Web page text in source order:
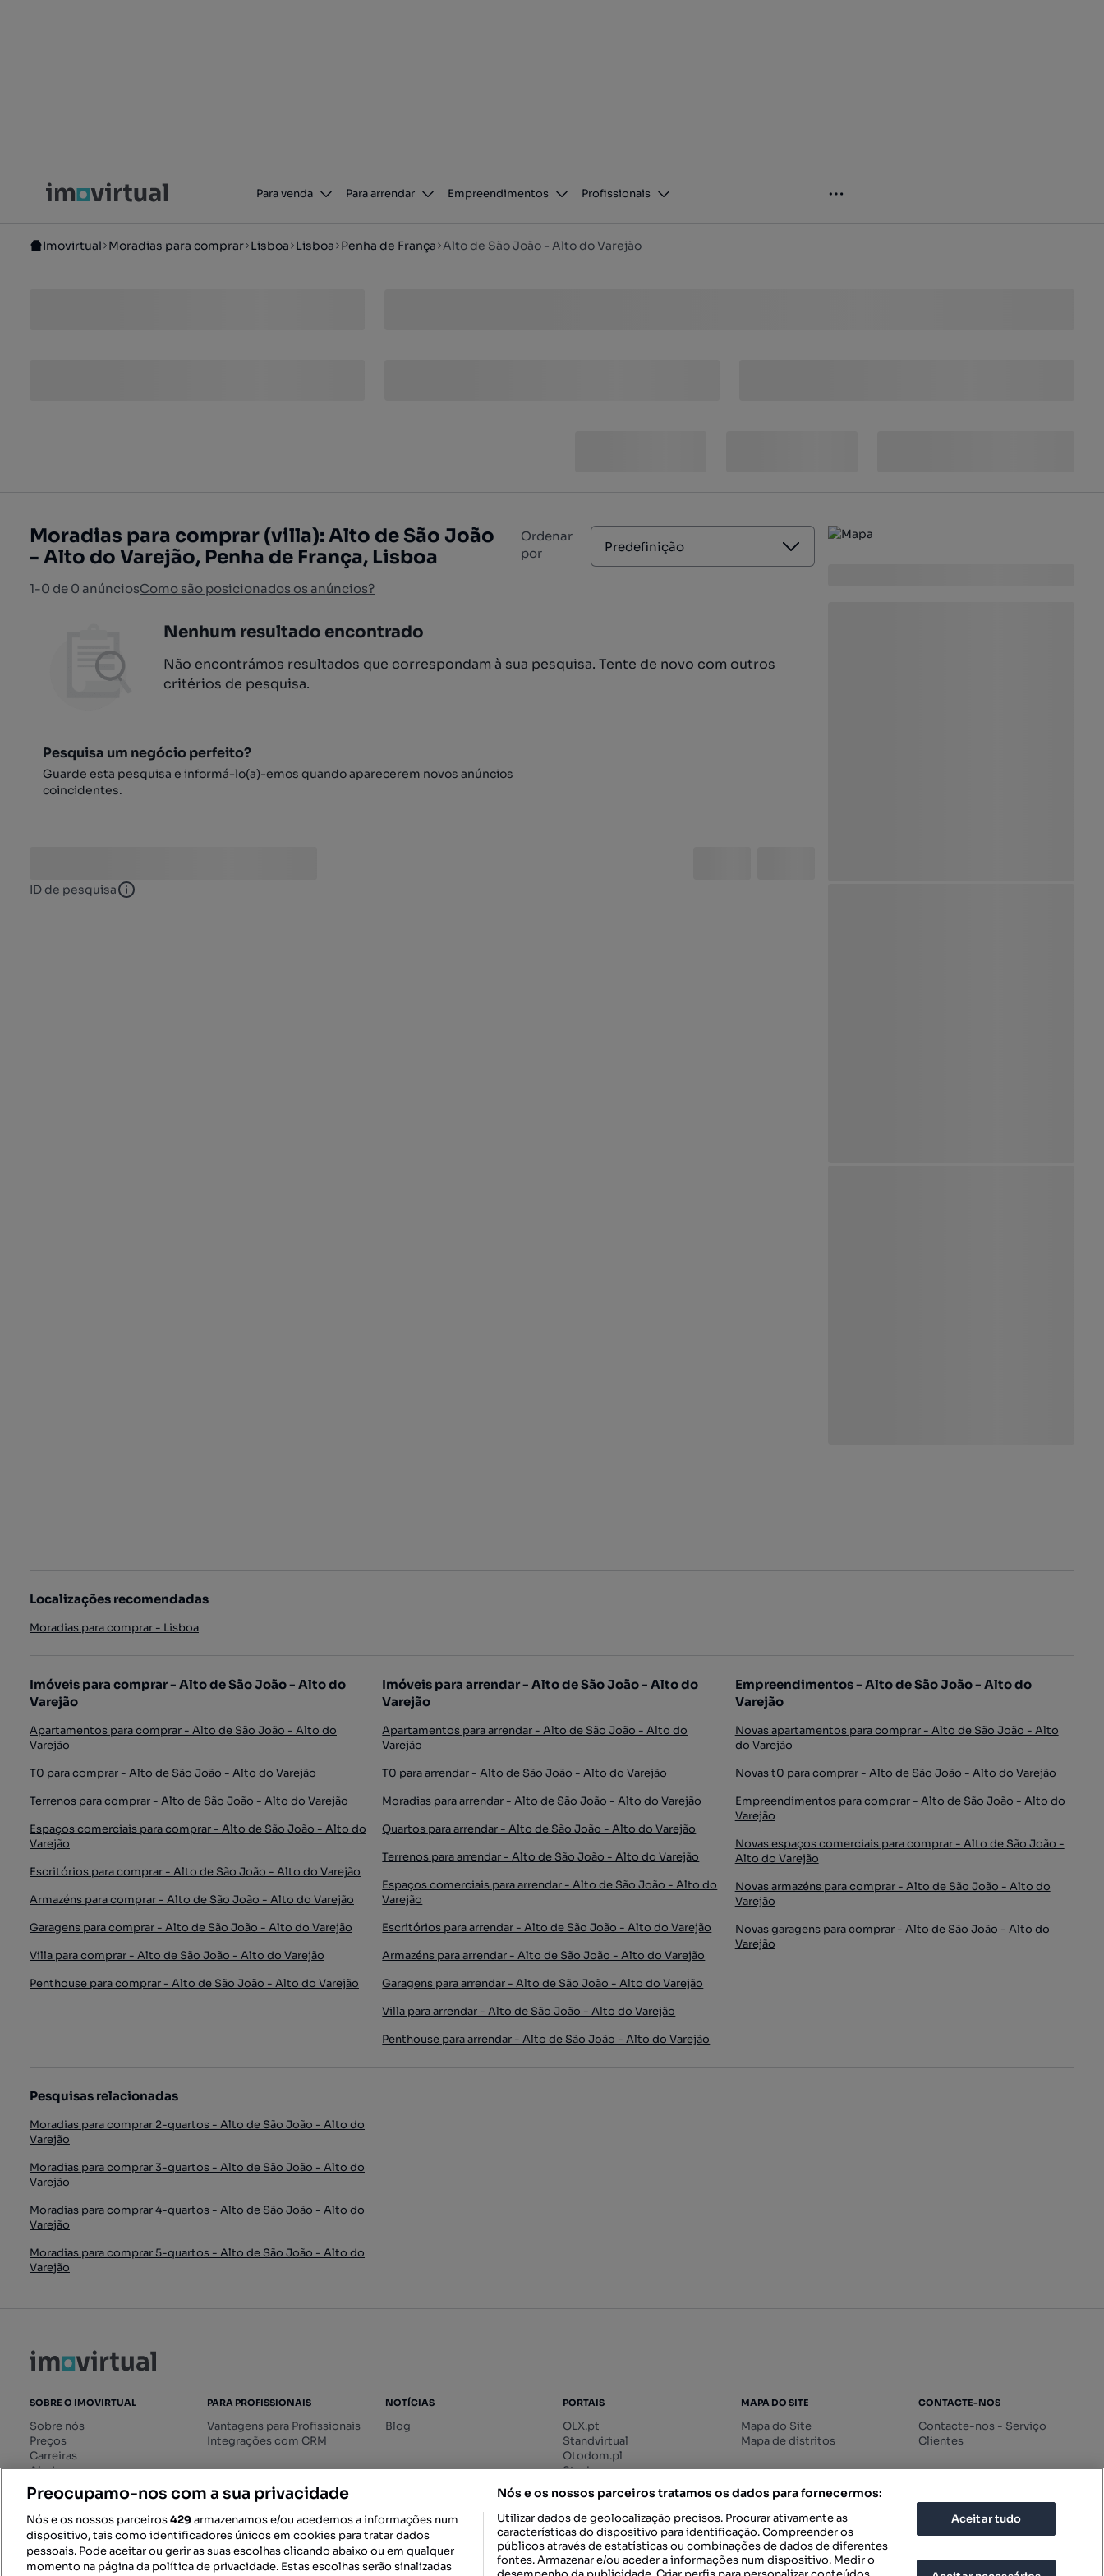
Para venda Para arrendar Empreendimentos Profissionais
Imovirtual Moradias para comprar Lisboa Lisboa Penha de França Alto de São João - Alto do Varejão
Moradias para comprar (villa): Alto de São João
- Alto do Varejão, Penha de França, Lisboa
1-0 de 0 anúnciosComo são posicionados os anúncios?
Ordenar
por
Predefinição
Nenhum resultado encontrado
Não encontrámos resultados que correspondam à sua pesquisa. Tente de novo com outros
critérios de pesquisa.
Pesquisa um negócio perfeito?
Guarde esta pesquisa e informá-lo(a)-emos quando aparecerem novos anúncios
coincidentes.
ID de pesquisa ID de pesquisa
Localizações recomendadas
Moradias para comprar - Lisboa
Imóveis para comprar - Alto de São João - Alto do
Varejão
Apartamentos para comprar - Alto de São João - Alto do
Varejão
T0 para comprar - Alto de São João - Alto do Varejão
Terrenos para comprar - Alto de São João - Alto do Varejão
Espaços comerciais para comprar - Alto de São João - Alto do
Varejão
Escritórios para comprar - Alto de São João - Alto do Varejão
Armazéns para comprar - Alto de São João - Alto do Varejão
Garagens para comprar - Alto de São João - Alto do Varejão
Villa para comprar - Alto de São João - Alto do Varejão
Penthouse para comprar - Alto de São João - Alto do Varejão
Imóveis para arrendar - Alto de São João - Alto do
Varejão
Apartamentos para arrendar - Alto de São João - Alto do
Varejão
T0 para arrendar - Alto de São João - Alto do Varejão
Moradias para arrendar - Alto de São João - Alto do Varejão
Quartos para arrendar - Alto de São João - Alto do Varejão
Terrenos para arrendar - Alto de São João - Alto do Varejão
Espaços comerciais para arrendar - Alto de São João - Alto do
Varejão
Escritórios para arrendar - Alto de São João - Alto do Varejão
Armazéns para arrendar - Alto de São João - Alto do Varejão
Garagens para arrendar - Alto de São João - Alto do Varejão
Villa para arrendar - Alto de São João - Alto do Varejão
Penthouse para arrendar - Alto de São João - Alto do Varejão
Empreendimentos - Alto de São João - Alto do
Varejão
Novas apartamentos para comprar - Alto de São João - Alto
do Varejão
Novas t0 para comprar - Alto de São João - Alto do Varejão
Empreendimentos para comprar - Alto de São João - Alto do
Varejão
Novas espaços comerciais para comprar - Alto de São João -
Alto do Varejão
Novas armazéns para comprar - Alto de São João - Alto do
Varejão
Novas garagens para comprar - Alto de São João - Alto do
Varejão
Pesquisas relacionadas
Moradias para comprar 2-quartos - Alto de São João - Alto do
Varejão
Moradias para comprar 3-quartos - Alto de São João - Alto do
Varejão
Moradias para comprar 4-quartos - Alto de São João - Alto do
Varejão
Moradias para comprar 5-quartos - Alto de São João - Alto do
Varejão
SOBRE O IMOVIRTUAL
Sobre nós
Preços
Carreiras
Ajuda
Livro de Reclamações online
Regulamento dos Serviços
Digitais
PARA PROFISSIONAIS
Vantagens para Profissionais
Integrações com CRM
NOTÍCIAS
Blog
PORTAIS
OLX.pt
Standvirtual
Otodom.pl
Storia.ro
MAPA DO SITE
Mapa do Site
Mapa de distritos
CONTACTE-NOS
Contacte-nos - Serviço
Clientes
Preocupamo-nos com a sua privacidade
Nós e os nossos parceiros429armazenamos e/ou acedemos a informações num
dispositivo, tais como identificadores únicos em cookies para tratar dados
pessoais. Pode aceitar ou gerir as suas escolhas clicando abaixo ou em qualquer
momento na página da política de privacidade. Estas escolhas serão sinalizadas
Nós e os nossos parceiros tratamos os dados para fornecermos:
Utilizar dados de geolocalização precisos. Procurar ativamente as
características do dispositivo para identificação. Compreender os
públicos através de estatísticas ou combinações de dados de diferentes
fontes. Armazenar e/ou aceder a informações num dispositivo. Medir o
Aceitar tudo